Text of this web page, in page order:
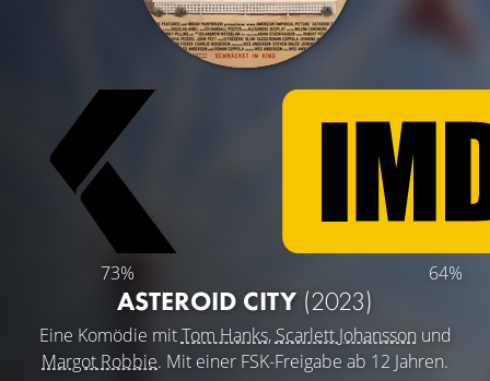
73% 64%
ASTEROID CITY (2023)
Eine Komödie mitTom Hanks, Scarlett Johansson und
Margot Robbie. Mit einer FSK-Freigabe ab 12 Jahren.